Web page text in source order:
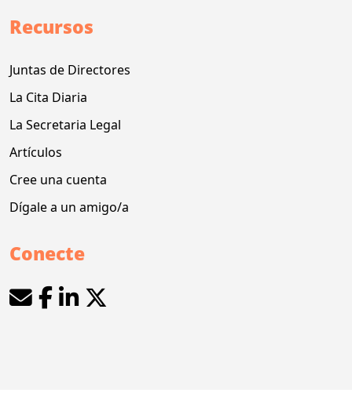
Recursos
Juntas de Directores
La Cita Diaria
La Secretaria Legal
Artículos
Cree una cuenta
Dígale a un amigo/a
Conecte